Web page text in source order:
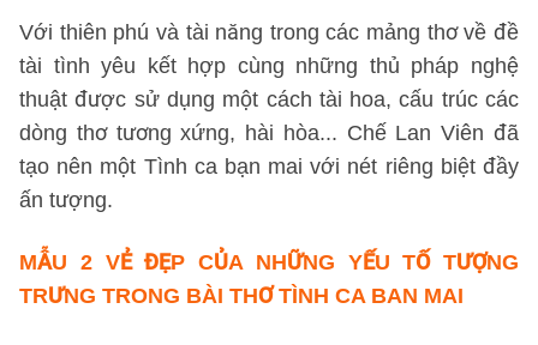
Với thiên phú và tài năng trong các mảng thơ về đề
tài tình yêu kết hợp cùng những thủ pháp nghệ
thuật được sử dụng một cách tài hoa, cấu trúc các
dòng thơ tương xứng, hài hòa... Chế Lan Viên đã
tạo nên một Tình ca bạn mai với nét riêng biệt đầy
ấn tượng.
MẪU 2 VẺ ĐẸP CỦA NHỮNG YẾU TỐ TƯỢNG
TRƯNG TRONG BÀI THƠ TÌNH CA BAN MAI